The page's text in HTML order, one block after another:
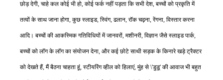
छोड़ देगी, चाहे कल कोई भी हो, कोई फर्क नहीं पड़ता कि सभी देश, बच्चों को प्रकृति में
तत्वों के साथ जाना होगा, कुछ स्लाइड, स्विंग, ढलान, रॉक चढ़ना, रेंगना, विस्तार करना
आदि। बच्चों की आकस्मिक गतिविधियों में जानवरों, मशीनरी, विज्ञान जैसे स्लाइड पार्क,
बच्चों को लॉग के लॉग का संयोजन देना, और कई छोटे साथी सड़क के किनारे खड़े ट्रैक्टर
को देखते हैं, मैं बैठना चाहता हूं, स्टीयरिंग व्हील को हिलाएं, मुंह से \'डुडू' की आवाज भी बहुत